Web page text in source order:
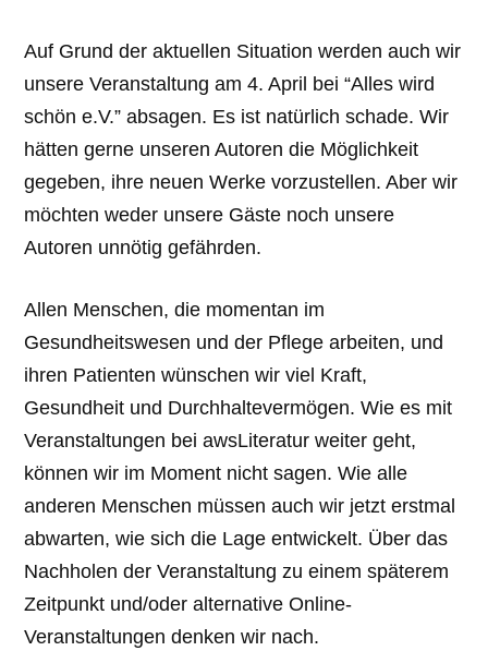
Auf Grund der aktuellen Situation werden auch wir
unsere Veranstaltung am 4. April bei “Alles wird
schön e.V.” absagen. Es ist natürlich schade. Wir
hätten gerne unseren Autoren die Möglichkeit
gegeben, ihre neuen Werke vorzustellen. Aber wir
möchten weder unsere Gäste noch unsere
Autoren unnötig gefährden.
Allen Menschen, die momentan im
Gesundheitswesen und der Pflege arbeiten, und
ihren Patienten wünschen wir viel Kraft,
Gesundheit und Durchhaltevermögen. Wie es mit
Veranstaltungen bei awsLiteratur weiter geht,
können wir im Moment nicht sagen. Wie alle
anderen Menschen müssen auch wir jetzt erstmal
abwarten, wie sich die Lage entwickelt. Über das
Nachholen der Veranstaltung zu einem späterem
Zeitpunkt und/oder alternative Online-
Veranstaltungen denken wir nach.